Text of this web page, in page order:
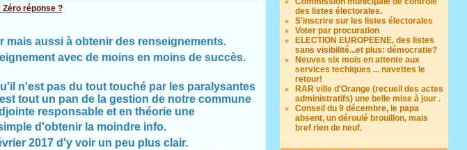
aussi à obtenir des renseignements.
avec de moins en moins de succès.
n'est pas du tout touché par les paralysantes
tout un pan de la gestion de notre commune
responsable et en théorie une
d'obtenir la moindre info.
2017 d'y voir un peu plus clair.
des listes électorales.
S'inscrire sur les listes électorales
Voter par procuration
ELECTION EUROPEENE, des listes
sans visibilité...et plus: démocratie?
Neuves six mois en attente aux
services techiques ... navettes le
retour!
RAR ville d'Orange (recueil des actes
administratifs) une belle mise à jour .
Conseil du 9 décembre, le papa
absent, un déroulé brouillon, mais
bref rien de neuf.